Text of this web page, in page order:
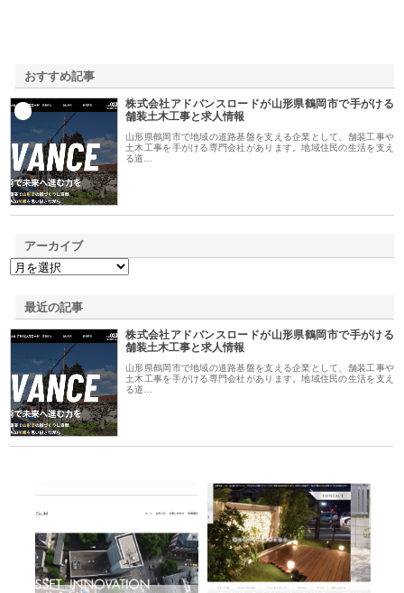
おすすめ記事
株式会社アドバンスロードが山形県鶴岡市で手がける
舗装土木工事と求人情報
山形県鶴岡市で地域の道路基盤を支える企業として、舗装工事や
土木工事を手がける専門会社があります。地域住民の生活を支え
る道…
アーカイブ
最近の記事
株式会社アドバンスロードが山形県鶴岡市で手がける
舗装土木工事と求人情報
山形県鶴岡市で地域の道路基盤を支える企業として、舗装工事や
土木工事を手がける専門会社があります。地域住民の生活を支え
る道…